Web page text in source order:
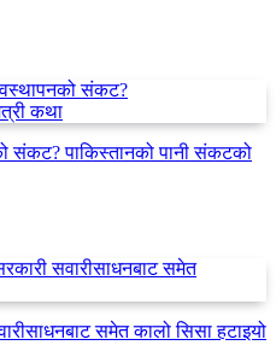
संकट? पाकिस्तानको पानी संकटको
समेत कालो सिसा हटाइयो